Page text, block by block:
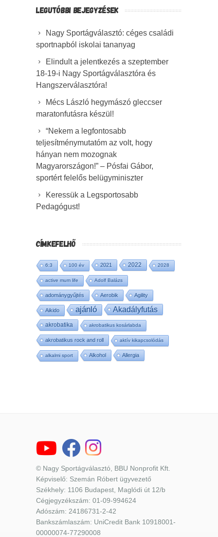
LEGUTÓBBI BEJEGYZÉSEK
Nagy Sportágválasztó: céges családi
sportnapból iskolai tananyag
Elindult a jelentkezés a szeptember
18-19-i Nagy Sportágválasztóra és
Hangszerválasztóra!
Mécs László hegymászó gleccser
maratonfutásra készül!
“Nekem a legfontosabb
teljesítménymutatóm az volt, hogy
hányan nem mozognak
Magyarországon!” – Pósfai Gábor,
sportért felelős belügyminiszter
Keressük a Legsportosabb
Pedagógust!
CÍMKEFELHŐ
6:3 100 év 2021 2022 2028
active mum life Adolf Balázs
adománygyűjtés Aerobik Agility
Aikido ajánló Akadályfutás
akrobatika akrobatikus kosárlabda
akrobatikus rock and roll aktív kikapcsolódás
alkalmi sport Alkohol Allergia
© Nagy Sportágválasztó, BBU Nonprofit Kft.
Képviselő: Szemán Róbert ügyvezető
Székhely: 1106 Budapest, Maglódi út 12/b
Cégjegyzékszám: 01-09-994624
Adószám: 24186731-2-42
Bankszámlaszám: UniCredit Bank 10918001-
00000074-77290008